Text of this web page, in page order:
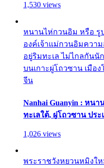
1,530 views
หนานไห่กวนอิม หรือ รู
องค์เจ้าแม่กวนอิมควา
อยู่ริมทะเล ไม่ไกลกันนั
บนเกาะผู่โถวซาน เมือ
จีน
Nanhai Guanyin : หน
ทะเลใต้, ผู่โถวซาน ประ
1,026 views
พระราชวังหยวนหมิงใหม่